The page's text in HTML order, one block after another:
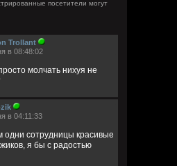
посетители могут
Trollant
в 08:48:02
молчать нихуя не
в 04:11:33
одни сотрудницы красивые
я бы с радостью